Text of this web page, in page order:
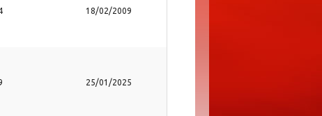
18/02/2009
25/01/2025